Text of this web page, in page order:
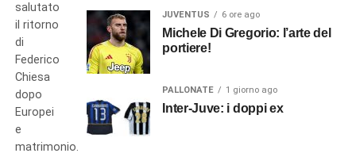
salutato
il ritorno
di
Federico
Chiesa
dopo
Europei
e
matrimonio.
JUVENTUS 6 ore ago
Michele Di Gregorio: l’arte del
portiere!
PALLONATE 1 giorno ago
Inter-Juve: i doppi ex